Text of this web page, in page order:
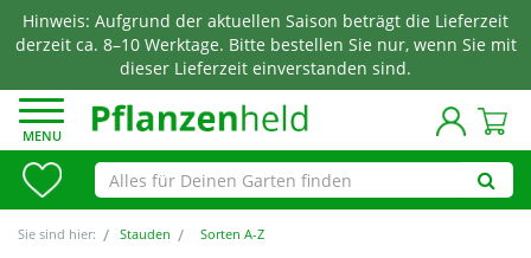
Hinweis: Aufgrund der aktuellen Saison beträgt die Lieferzeit
derzeit ca. 8–10 Werktage. Bitte bestellen Sie nur, wenn Sie mit
dieser Lieferzeit einverstanden sind.
MENU
Sie sind hier: Stauden Sorten A-Z